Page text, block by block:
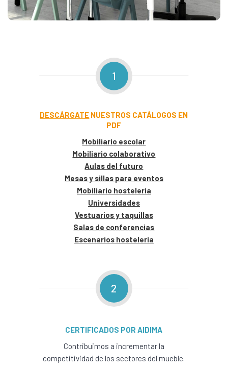
1
DESCÁRGATE NUESTROS CATÁLOGOS EN
PDF
Mobiliario escolar
Mobiliario colaborativo
Aulas del futuro
Mesas y sillas para eventos
Mobiliario hostelería
Universidades
Vestuarios y taquillas
Salas de conferencias
Escenarios hostelería
2
CERTIFICADOS POR AIDIMA
Contribuimos a incrementar la
competitividad de los sectores del mueble.